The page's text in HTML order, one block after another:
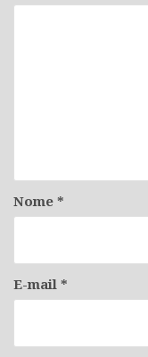
Nome *
E-mail *